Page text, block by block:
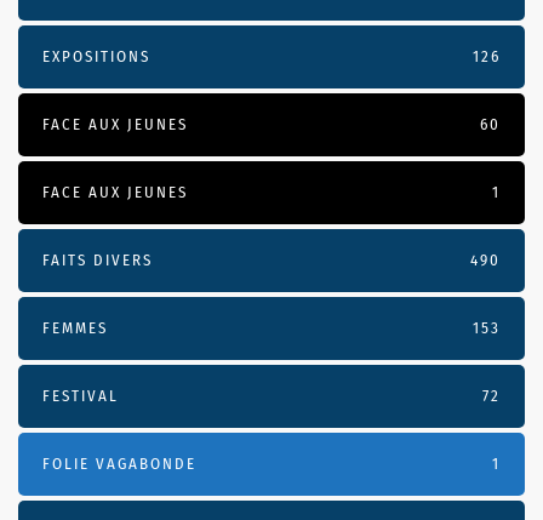
EXPOSITIONS 126
FACE AUX JEUNES 60
FACE AUX JEUNES 1
FAITS DIVERS 490
FEMMES 153
FESTIVAL 72
FOLIE VAGABONDE 1